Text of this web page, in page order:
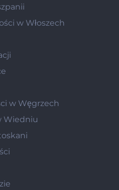
w Włoszech
w Węgrzech
Wiedniu